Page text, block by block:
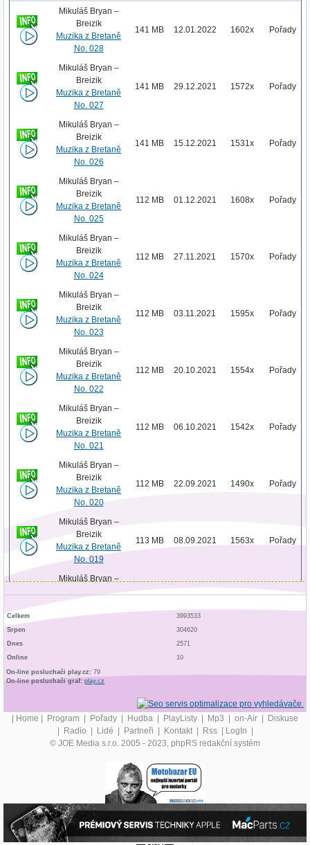
Mikuláš Bryan –
Breizik
Muzika z Bretaně
No. 028
141 MB 12.01.2022 1602x Pořady
Mikuláš Bryan –
Breizik
Muzika z Bretaně
No. 027
141 MB 29.12.2021 1572x Pořady
Mikuláš Bryan –
Breizik
Muzika z Bretaně
No. 026
141 MB 15.12.2021 1531x Pořady
Mikuláš Bryan –
Breizik
Muzika z Bretaně
No. 025
112 MB 01.12.2021 1608x Pořady
Mikuláš Bryan –
Breizik
Muzika z Bretaně
No. 024
112 MB 27.11.2021 1570x Pořady
Mikuláš Bryan –
Breizik
Muzika z Bretaně
No. 023
112 MB 03.11.2021 1595x Pořady
Mikuláš Bryan –
Breizik
Muzika z Bretaně
No. 022
112 MB 20.10.2021 1554x Pořady
Mikuláš Bryan –
Breizik
Muzika z Bretaně
No. 021
112 MB 06.10.2021 1542x Pořady
Mikuláš Bryan –
Breizik
Muzika z Bretaně
No. 020
112 MB 22.09.2021 1490x Pořady
Mikuláš Bryan –
Breizik
Muzika z Bretaně
No. 019
113 MB 08.09.2021 1563x Pořady
Mikuláš Bryan –
Muzika z Bretaně
No. 018
112 MB 25.08.2021 1479x Pořady
No. 017
11.08.2021
Muzika z Bretaně
No. 016
113 MB 31.07.2021 1512x Pořady
Mikuláš Bryan –
Muzika z Bretaně
112 MB 14.07.2021
Mikuláš Bryan –
Breizik
Muzika z Bretaně
No. 014
112 MB 30.06.2021 1481x Pořady
Celkem
3993533
Srpen
304620
Dnes
2571
Online
10
On-line posluchači play.cz: 79
On-line posluchači graf: play.cz
| Home | Program | Pořady | Hudba | PlayListy | Mp3 | on-Air | Diskuse
| Radio | Lidé | Partneři | Kontakt | Rss | LogIn |
© JOE Media s.r.o. 2005 - 2023, phpRS redakční systém